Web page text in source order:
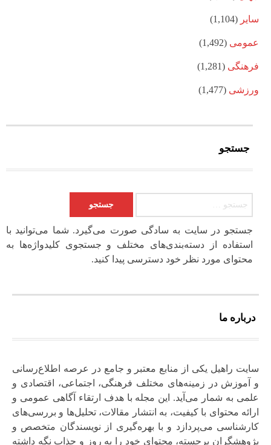
سایر (1,104)
عمومی (1,492)
فرهنگی (1,281)
ورزشی (1,477)
جستجو
جستجو در سایت به سادگی صورت می‌گیرد. شما می‌توانید با
استفاده از دسته‌بندی‌های مختلف و جستجوی کلیدواژه‌ها به
محتوای مورد نظر خود دسترسی پیدا کنید.
درباره ما
سایت راهیل یکی از منابع معتبر و جامع در عرصه اطلاع‌رسانی
و آموزش در زمینه‌های مختلف فرهنگی، اجتماعی، اقتصادی و
علمی به شمار می‌آید. این مجله با هدف ارتقاء آگاهی عمومی و
ارائه محتوای با کیفیت، به انتشار مقالات، تحلیل‌ها و بررسی‌های
کارشناسی می‌پردازد و با بهره‌گیری از نویسندگان متخصص و
پژوهشگران برجسته، محتوای خود را به‌ روز و جذاب نگه‌ داشته